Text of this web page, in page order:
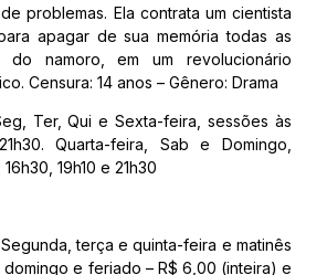
problemas. Ela contrata um cientista
apagar de sua memória todas as
do namoro, em um revolucionário
Censura: 14 anos – Gênero: Drama
Ter, Qui e Sexta-feira, sessões às
Quarta-feira, Sab e Domingo,
19h10 e 21h30
terça e quinta-feira e matinês
e feriado – R$ 6,00 (inteira) e